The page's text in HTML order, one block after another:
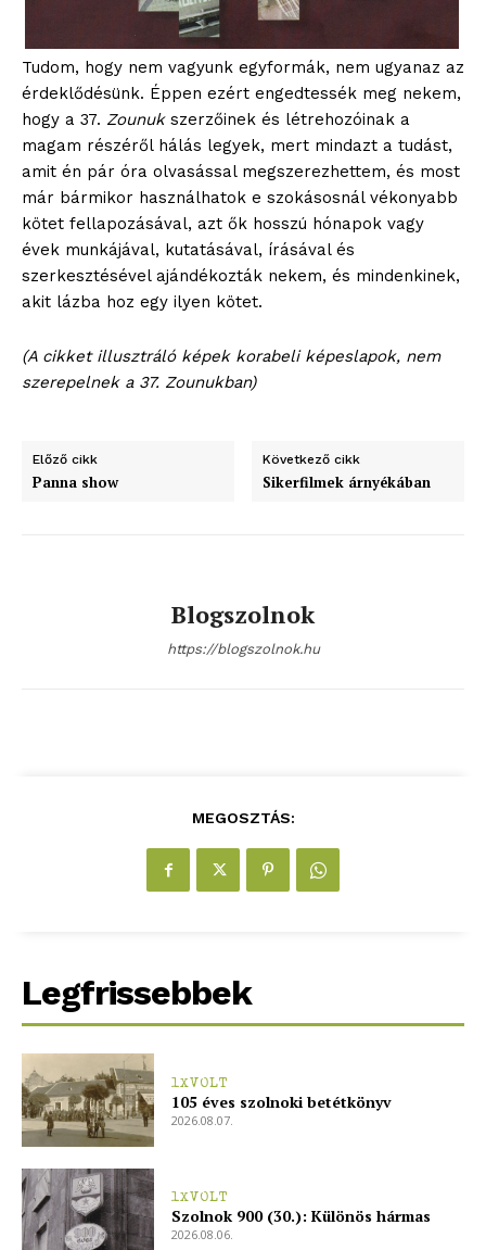
Tudom, hogy nem vagyunk egyformák, nem ugyanaz az
érdeklődésünk. Éppen ezért engedtessék meg nekem,
hogy a 37. Zounukszerzőinek és létrehozóinak a
magam részéről hálás legyek, mert mindazt a tudást,
amit én pár óra olvasással megszerezhettem, és most
már bármikor használhatok e szokásosnál vékonyabb
kötet fellapozásával, azt ők hosszú hónapok vagy
évek munkájával, kutatásával, írásával és
szerkesztésével ajándékozták nekem, és mindenkinek,
akit lázba hoz egy ilyen kötet.
(A cikket illusztráló képek korabeli képeslapok, nem
szerepelnek a 37. Zounukban)
Előző cikk
Panna show
Következő cikk
Sikerfilmek árnyékában
Blogszolnok
https://blogszolnok.hu
MEGOSZTÁS:
Legfrissebbek
1XVOLT
105 éves szolnoki betétkönyv
2026.08.07.
1XVOLT
Szolnok 900 (30.): Különös hármas
2026.08.06.